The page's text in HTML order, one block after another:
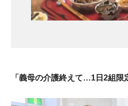
「義母の介護終えて…1日2組